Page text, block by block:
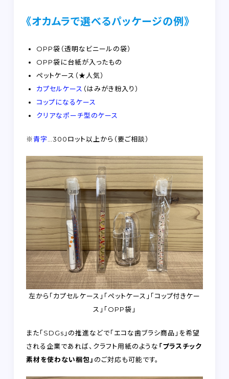
《オカムラで選べるパッケージの例》
OPP袋（透明なビニールの袋）
OPP袋に台紙が入ったもの
ペットケース（★人気）
カプセルケース （はみがき粉入り）
コップになるケース
クリアなポーチ型のケース
※青字…300ロット以上から （要ご相談）
左から「カプセルケース」「ペットケース」「コップ付きケー
ス」「OPP袋」
また「SDGs」の推進などで「エコな歯ブラシ商品」を希望
される企業であれば、クラフト用紙のような 「プラスチック
素材を使わない梱包」 のご対応も可能です。